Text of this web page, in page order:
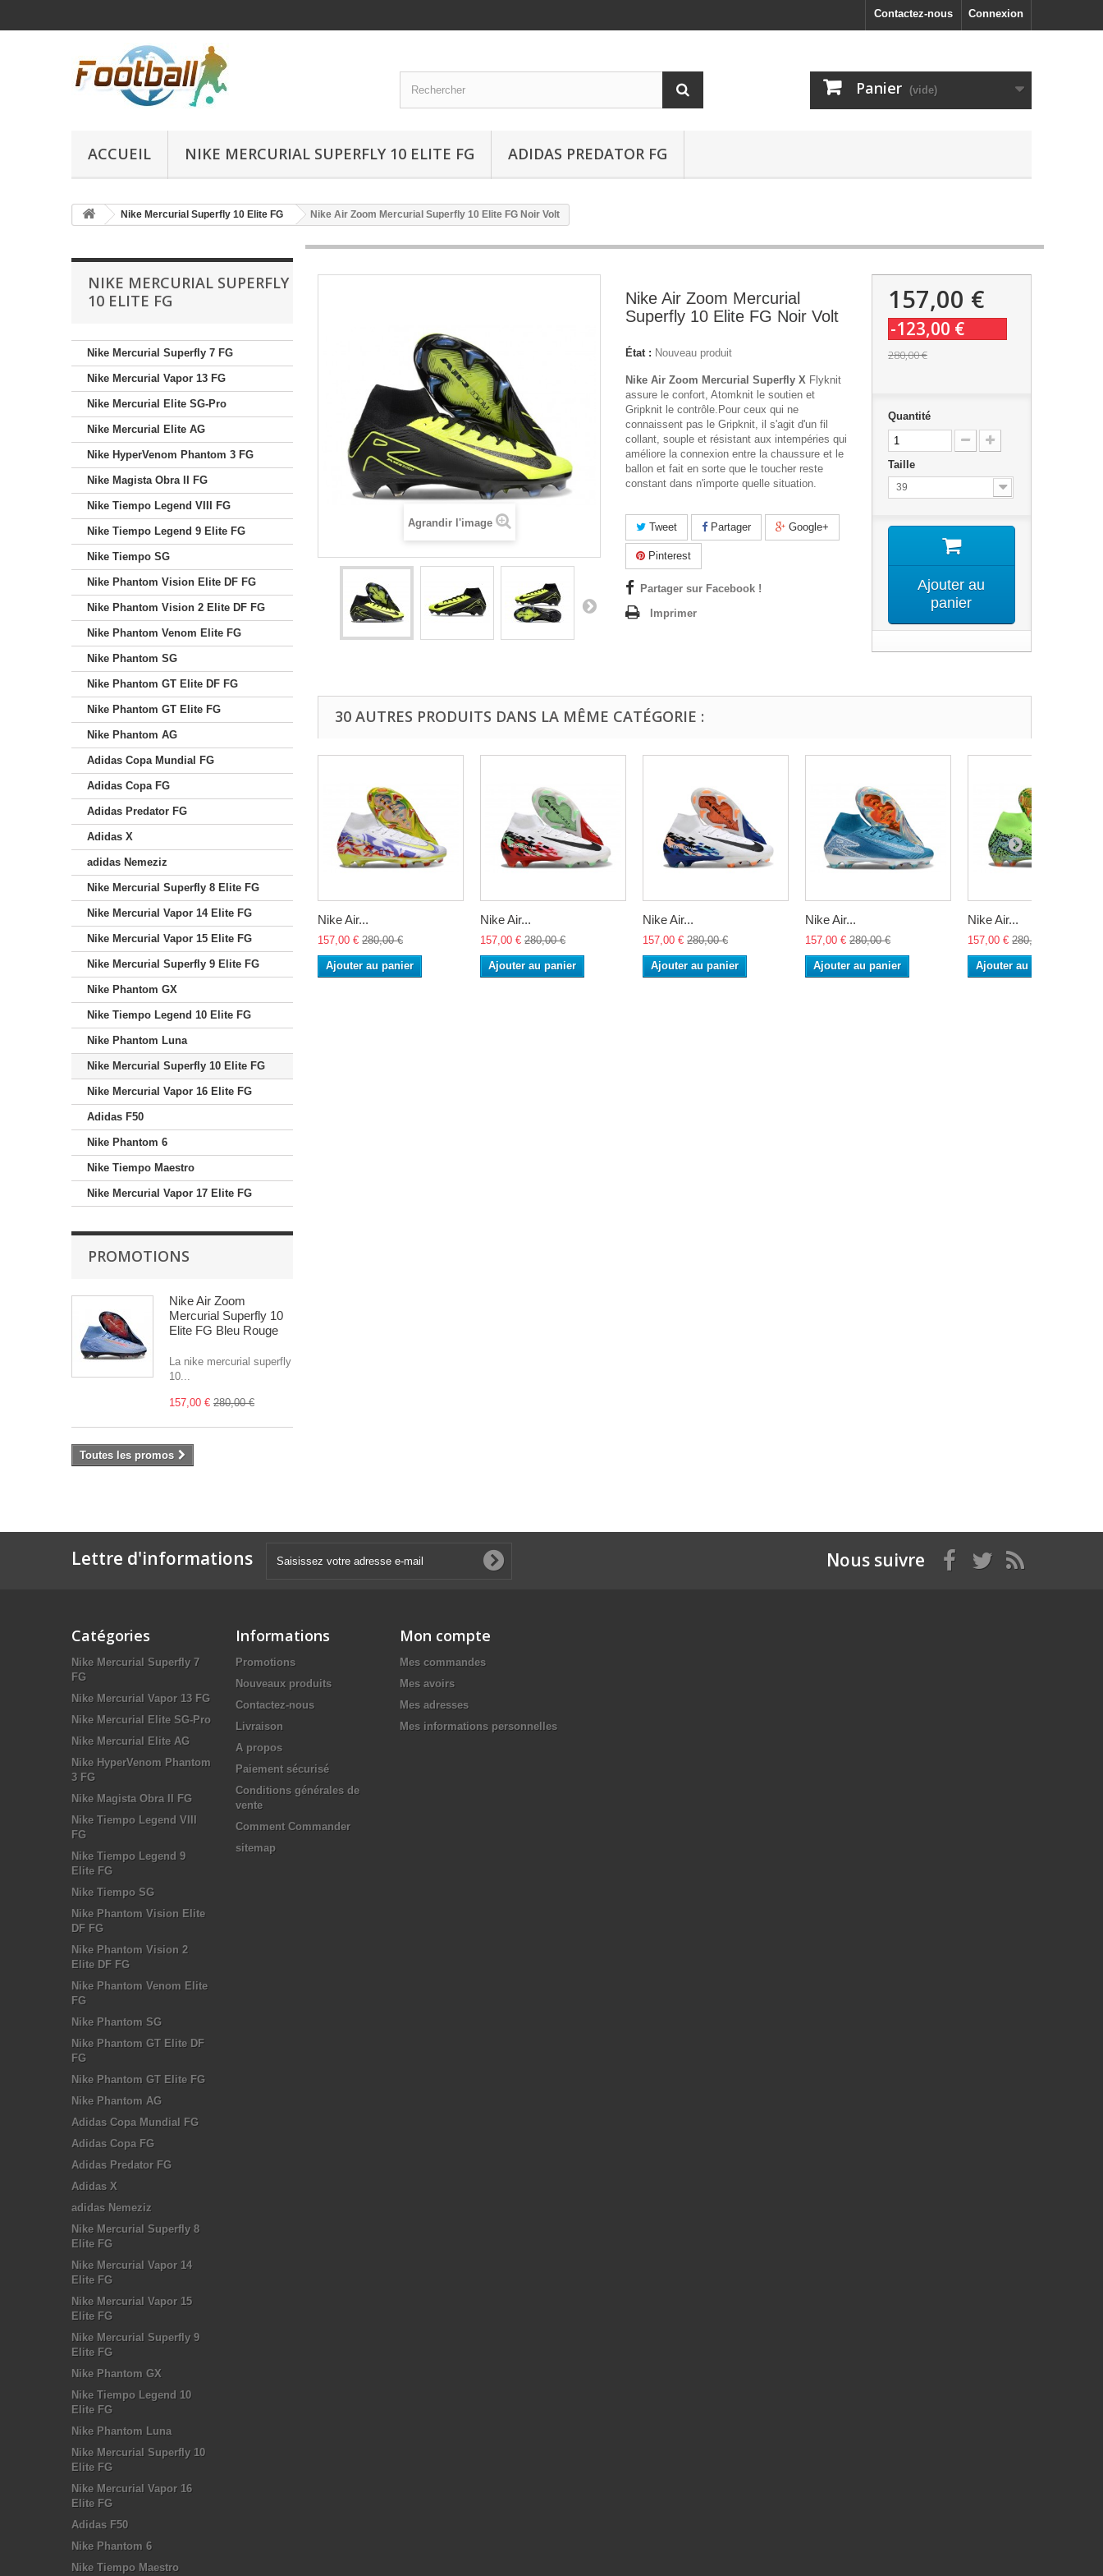
Connexion
Contactez-nous
Panier (vide)
ACCUEIL NIKE MERCURIAL SUPERFLY 10 ELITE FG ADIDAS PREDATOR FG
Nike Mercurial Superfly 10 Elite FG Nike Air Zoom Mercurial Superfly 10 Elite FG Noir Volt
NIKE MERCURIAL SUPERFLY
10 ELITE FG
Nike Mercurial Superfly 7 FG
Nike Mercurial Vapor 13 FG
Nike Mercurial Elite SG-Pro
Nike Mercurial Elite AG
Nike HyperVenom Phantom 3 FG
Nike Magista Obra II FG
Nike Tiempo Legend VIII FG
Nike Tiempo Legend 9 Elite FG
Nike Tiempo SG
Nike Phantom Vision Elite DF FG
Nike Phantom Vision 2 Elite DF FG
Nike Phantom Venom Elite FG
Nike Phantom SG
Nike Phantom GT Elite DF FG
Nike Phantom GT Elite FG
Nike Phantom AG
Adidas Copa Mundial FG
Adidas Copa FG
Adidas Predator FG
Adidas X
adidas Nemeziz
Nike Mercurial Superfly 8 Elite FG
Nike Mercurial Vapor 14 Elite FG
Nike Mercurial Vapor 15 Elite FG
Nike Mercurial Superfly 9 Elite FG
Nike Phantom GX
Nike Tiempo Legend 10 Elite FG
Nike Phantom Luna
Nike Mercurial Superfly 10 Elite FG
Nike Mercurial Vapor 16 Elite FG
Adidas F50
Nike Phantom 6
Nike Tiempo Maestro
Nike Mercurial Vapor 17 Elite FG
PROMOTIONS
Nike Air Zoom
Mercurial Superfly 10
Elite FG Bleu Rouge
La nike mercurial superfly
10...
157,00 € 280,00 €
Toutes les promos
Agrandir l'image
Nike Air Zoom Mercurial
Superfly 10 Elite FG Noir Volt
État : Nouveau produit
Nike Air Zoom Mercurial Superfly X Flyknit
assure le confort, Atomknit le soutien et
Gripknit le contrôle.Pour ceux qui ne
connaissent pas le Gripknit, il s'agit d'un fil
collant, souple et résistant aux intempéries qui
améliore la connexion entre la chaussure et le
ballon et fait en sorte que le toucher reste
constant dans n'importe quelle situation.
Tweet Partager Google+
Pinterest
Partager sur Facebook !
Imprimer
157,00 €
-123,00 €
280,00 €
Quantité
Taille
39
Ajouter au
panier
30 AUTRES PRODUITS DANS LA MÊME CATÉGORIE :
Nike Air...
157,00 € 280,00 €
Ajouter au panier
Nike Air...
157,00 € 280,00 €
Ajouter au panier
Nike Air...
157,00 € 280,00 €
Ajouter au panier
Nike Air...
157,00 € 280,00 €
Ajouter au panier
Nike Air...
157,00 € 280,00 €
Ajouter au panier
Lettre d'informations Nous suivre
Catégories
Nike Mercurial Superfly 7
FG
Nike Mercurial Vapor 13 FG
Nike Mercurial Elite SG-Pro
Nike Mercurial Elite AG
Nike HyperVenom Phantom
3 FG
Nike Magista Obra II FG
Nike Tiempo Legend VIII
FG
Nike Tiempo Legend 9
Elite FG
Nike Tiempo SG
Nike Phantom Vision Elite
DF FG
Nike Phantom Vision 2
Elite DF FG
Nike Phantom Venom Elite
FG
Nike Phantom SG
Nike Phantom GT Elite DF
FG
Nike Phantom GT Elite FG
Nike Phantom AG
Adidas Copa Mundial FG
Adidas Copa FG
Adidas Predator FG
Adidas X
adidas Nemeziz
Nike Mercurial Superfly 8
Elite FG
Nike Mercurial Vapor 14
Elite FG
Nike Mercurial Vapor 15
Elite FG
Nike Mercurial Superfly 9
Elite FG
Nike Phantom GX
Nike Tiempo Legend 10
Elite FG
Nike Phantom Luna
Nike Mercurial Superfly 10
Elite FG
Nike Mercurial Vapor 16
Elite FG
Adidas F50
Nike Phantom 6
Nike Tiempo Maestro
Informations
Promotions
Nouveaux produits
Contactez-nous
Livraison
A propos
Paiement sécurisé
Conditions générales de
vente
Comment Commander
sitemap
Mon compte
Mes commandes
Mes avoirs
Mes adresses
Mes informations personnelles